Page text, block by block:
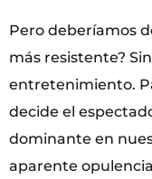
Pero deberíamos
más resistente?
entretenimiento.
decide el
dominante en
aparente